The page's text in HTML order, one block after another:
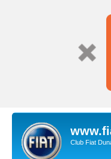
Club Fiat